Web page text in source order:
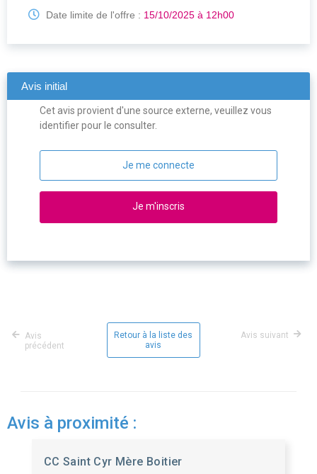
Date limite de l'offre : 15/10/2025 à 12h00
Avis initial
Cet avis provient d'une source externe, veuillez vous
identifier pour le consulter.
Je me connecte
Je m'inscris
Avis
précédent
Retour à la liste des
avis
Avis suivant
Avis à proximité :
CC Saint Cyr Mère Boitier